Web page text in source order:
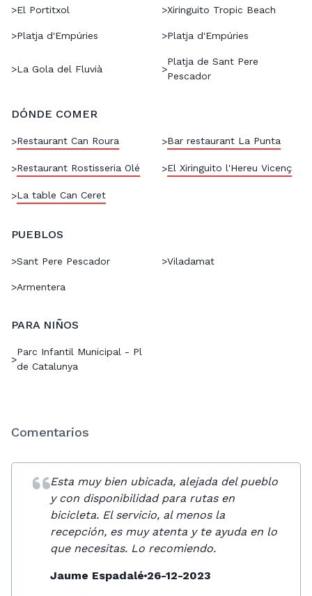
>El Portitxol >Xiringuito Tropic Beach
>Platja d'Empúries >Platja d'Empúries
>La Gola del Fluvià >
Platja de Sant Pere
Pescador
DÓNDE COMER
>Restaurant Can Roura >Bar restaurant La Punta
>Restaurant Rostisseria Olé >El Xiringuito l'Hereu Vicenç
>La table Can Ceret
PUEBLOS
>Sant Pere Pescador >Viladamat
>Armentera
PARA NIÑOS
>
Parc Infantil Municipal - Pl
de Catalunya
Comentarios
Esta muy bien ubicada, alejada del pueblo
y con disponibilidad para rutas en
bicicleta. El servicio, al menos la
recepción, es muy atenta y te ayuda en lo
que necesitas. Lo recomiendo.
Jaume Espadalé 26-12-2023